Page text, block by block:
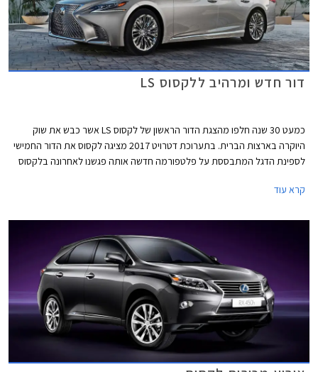
דור חדש ומרהיב ללקסוס LS
כמעט 30 שנה חלפו מהצגת הדור הראשון של לקסוס LS אשר כבש את שוק
היוקרה בארצות הברית. בתערוכת דטרויט 2017 מציגה לקסוס את הדור החמישי
לספינת הדגל המתבססת על פלטפורמה חדשה אותה פגשנו לאחרונה בלקסוס
ללקסוס LS החדשה צפוי עתיד מזהיר.
קרא עוד